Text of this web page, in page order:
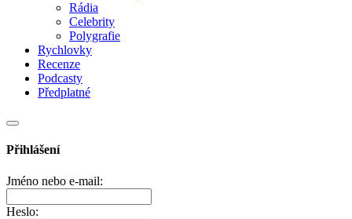
Rádia
Celebrity
Polygrafie
Rychlovky
Recenze
Podcasty
Předplatné
Přihlášení
Jméno nebo e-mail:
Heslo: